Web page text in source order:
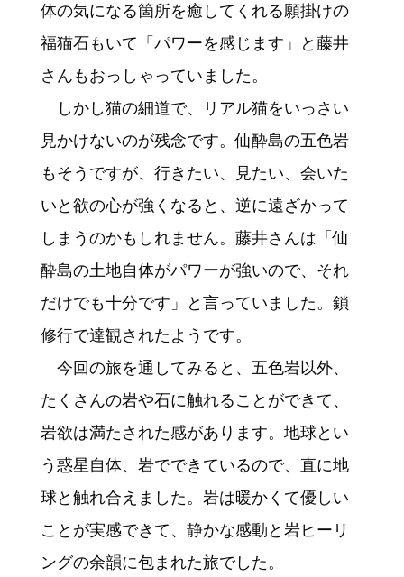
体の気になる箇所を癒してくれる願掛けの
福猫石もいて「パワーを感じます」と藤井
さんもおっしゃっていました。
しかし猫の細道で、リアル猫をいっさい
見かけないのが残念です。仙酔島の五色岩
もそうですが、行きたい、見たい、会いた
いと欲の心が強くなると、逆に遠ざかって
しまうのかもしれません。藤井さんは「仙
酔島の土地自体がパワーが強いので、それ
だけでも十分です」と言っていました。鎖
修行で達観されたようです。
今回の旅を通してみると、五色岩以外、
たくさんの岩や石に触れることができて、
岩欲は満たされた感があります。地球とい
う惑星自体、岩でできているので、直に地
球と触れ合えました。岩は暖かくて優しい
ことが実感できて、静かな感動と岩ヒーリ
ングの余韻に包まれた旅でした。